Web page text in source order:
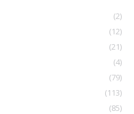
(2)
(12)
(21)
(4)
(79)
(113)
(85)